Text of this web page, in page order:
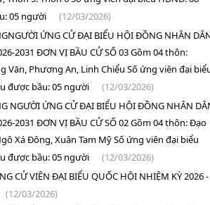
05 người
(12/03/2026)
ỨNG CỬ ĐẠI BIỂU HỘI ĐỒNG NHÂN
2031 ĐƠN VỊ BẦU CỬ SỐ 03 Gồm 04 thôn:
Văn, Phương An, Linh Chiểu Số ứng viên đại
được bầu: 05 người
(12/03/2026)
NGƯỜI ỨNG CỬ ĐẠI BIỂU HỘI ĐỒNG NHÂN
2031 ĐƠN VỊ BẦU CỬ SỐ 02 Gồm 04 thôn: Đạo
Xá Đông, Xuân Tam Mỹ Số ứng viên đại biểu
được bầu: 05 người
(12/03/2026)
CỬ VIÊN ĐẠI BIỂU QUỐC HỘI NHIỆM KỲ 2026 -
(12/03/2026)